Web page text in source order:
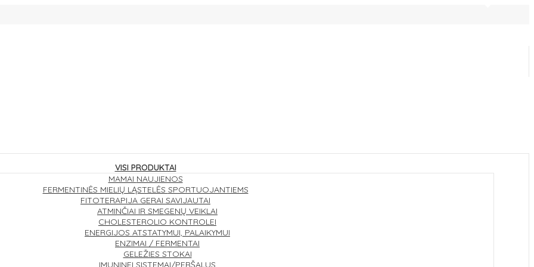
VISI PRODUKTAI
MAMAI NAUJIENOS
FERMENTINĖS MIELIŲ LĄSTELĖS SPORTUOJANTIEMS
FITOTERAPIJA GERAI SAVIJAUTAI
ATMINČIAI IR SMEGENŲ VEIKLAI
CHOLESTEROLIO KONTROLEI
ENERGIJOS ATSTATYMUI, PALAIKYMUI
ENZIMAI / FERMENTAI
GELEŽIES STOKAI
IMUNINEI SISTEMAI/PERŠALUS